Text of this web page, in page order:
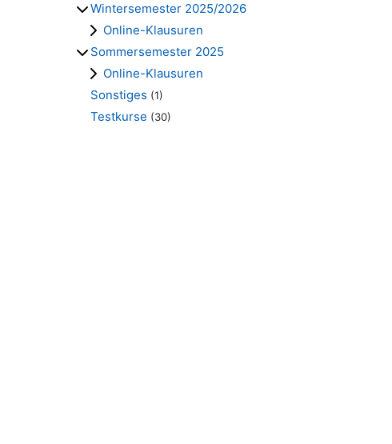
Wintersemester 2025/2026
Online-Klausuren
Sommersemester 2025
Online-Klausuren
Sonstiges (1)
Testkurse (30)